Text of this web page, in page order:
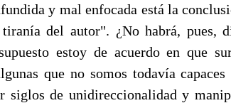
y mal enfocada está la
del autor". ¿No habrá, pues,
estoy de acuerdo en que
que no somos todavía
siglos de unidireccionalidad y